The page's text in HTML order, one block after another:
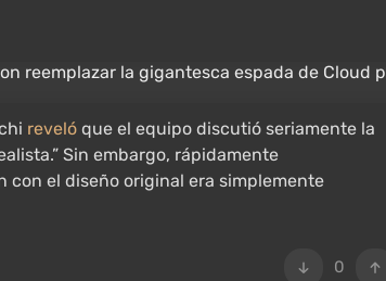
reveló que el equipo discutió seriamente la
Sin embargo, rápidamente
el diseño original era simplemente
0